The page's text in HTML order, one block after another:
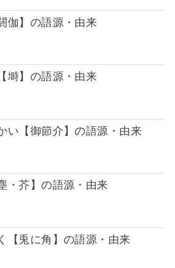
伽】の語源・由来
塒】の語源・由来
い【御節介】の語源・由来
・芥】の語源・由来
【兎に角】の語源・由来